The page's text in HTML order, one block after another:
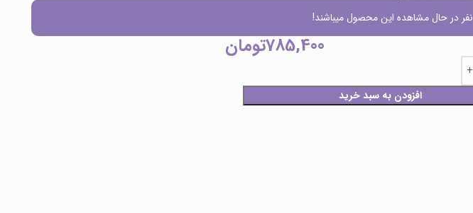
نفر در حال مشاهده این محصول میباشند!
785,400تومان
افزودن به سبد خرید